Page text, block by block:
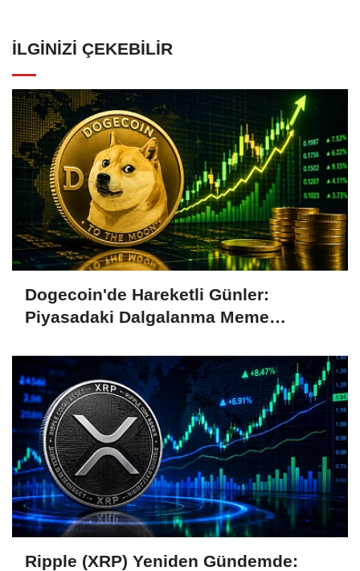
İLGINIZI ÇEKEBILIR
Dogecoin'de Hareketli Günler:
Piyasadaki Dalgalanma Meme
Ripple (XRP) Yeniden Gündemde: